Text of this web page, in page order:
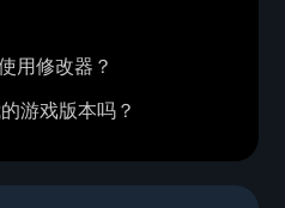
用修改器？
游戏版本吗？